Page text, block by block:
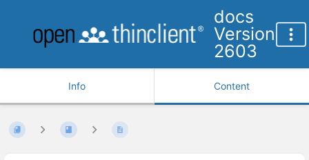
docs
Version
2603
Info Content